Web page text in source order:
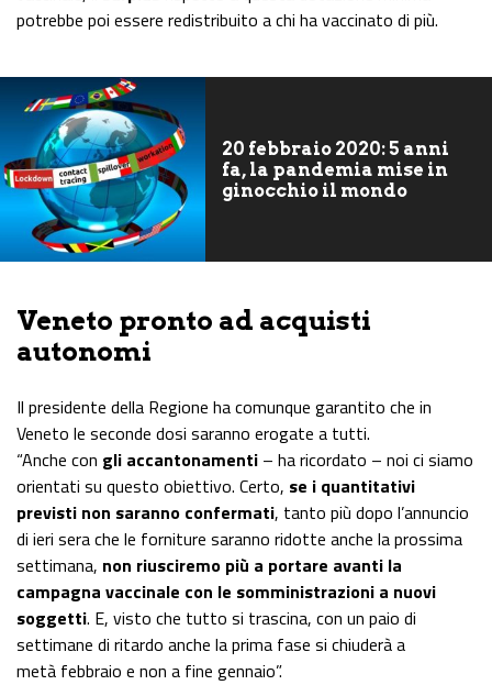
potrebbe poi essere redistribuito a chi ha vaccinato di più.
20 febbraio 2020: 5 anni
fa, la pandemia mise in
ginocchio il mondo
Veneto pronto ad acquisti
autonomi
Il presidente della Regione ha comunque garantito che in
Veneto le seconde dosi saranno erogate a tutti.
“Anche con gli accantonamenti – ha ricordato – noi ci siamo
orientati su questo obiettivo. Certo, se i quantitativi
previsti non saranno confermati, tanto più dopo l’annuncio
di ieri sera che le forniture saranno ridotte anche la prossima
settimana, non riusciremo più a portare avanti la
campagna vaccinale con le somministrazioni a nuovi
soggetti. E, visto che tutto si trascina, con un paio di
settimane di ritardo anche la prima fase si chiuderà a
metà febbraio e non a fine gennaio”.